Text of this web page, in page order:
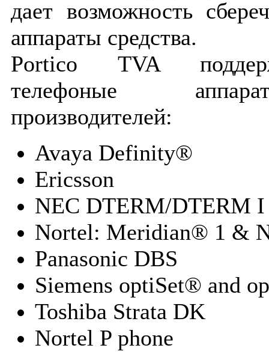
дает возможность
аппараты средства.
Portico TVA
телефоные
производителей:
Avaya Definity®
Ericsson
NEC DTERM/DTERM
Nortel: Meridian® 1 &
Panasonic DBS
Siemens optiSet® and
Toshiba Strata DK
Nortel P phone